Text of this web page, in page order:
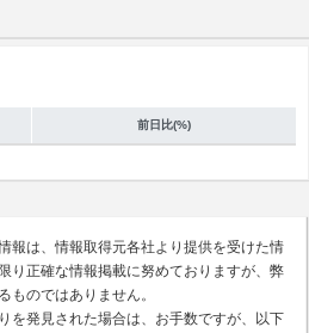
前日比(%)
報は、情報取得元各社より提供を受けた情
り正確な情報掲載に努めておりますが、弊
ものではありません。
を発見された場合は、お手数ですが、以下